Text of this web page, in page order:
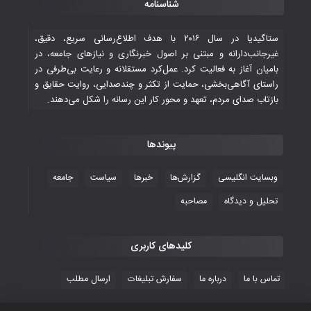
تاریخی ایران
جوانان فوتسالیست کشور با گلباران تایلند به
فینال رفتند
۲۸ October ۲۰۲۵
با شکست چین، فوتسال‌بازان جوان
۲۶ October ۲۰۲۵
شناسنامه
ستاگیدیا در سال ۲۰۱۶ با هدف اطلاع‌رسانی سریع، دقیق،
غیرجانب‌دارانه و مبتنی بر اصول خبرنگاری و نیازهای جامعه، در
بامیان آغاز به فعالیت کرد. عمل‌کرد مستقلانه و رعایت بی‌طرفی در
راستای آگاهی‌بخشی، حمایت از تکثر و چندصدایی، روایت حقایق و
بازتاب صدای مردم، تعهد و محور کار این رسانه را شکل می‌دهند.
پیوندها
وبسایت انگلیسی گزارش‌ها خبرها سیاست
جامعه
تحلیل و دیدگاه
مصاحبه
کلیدهای کاربری
تماس با ما درباره ما سفارش تبلیغات ارسال مطلب